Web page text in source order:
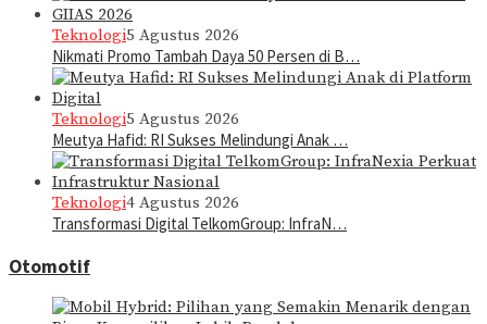
Teknologi5 Agustus 2026
Nikmati Promo Tambah Daya 50 Persen di B…
Teknologi5 Agustus 2026
Meutya Hafid: RI Sukses Melindungi Anak …
Teknologi4 Agustus 2026
Transformasi Digital TelkomGroup: InfraN…
Otomotif